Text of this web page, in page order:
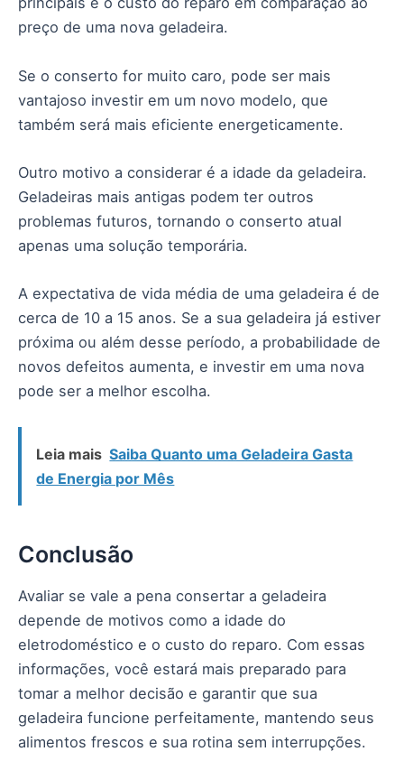
preço de uma nova geladeira.
Se o conserto for muito caro, pode ser mais
vantajoso investir em um novo modelo, que
também será mais eficiente energeticamente.
Outro motivo a considerar é a idade da geladeira.
Geladeiras mais antigas podem ter outros
problemas futuros, tornando o conserto atual
apenas uma solução temporária.
A expectativa de vida média de uma geladeira é de
cerca de 10 a 15 anos. Se a sua geladeira já estiver
próxima ou além desse período, a probabilidade de
novos defeitos aumenta, e investir em uma nova
pode ser a melhor escolha.
Leia mais Saiba Quanto uma Geladeira Gasta
de Energia por Mês
Conclusão
Avaliar se vale a pena consertar a geladeira
depende de motivos como a idade do
eletrodoméstico e o custo do reparo. Com essas
informações, você estará mais preparado para
tomar a melhor decisão e garantir que sua
geladeira funcione perfeitamente, mantendo seus
alimentos frescos e sua rotina sem interrupções.